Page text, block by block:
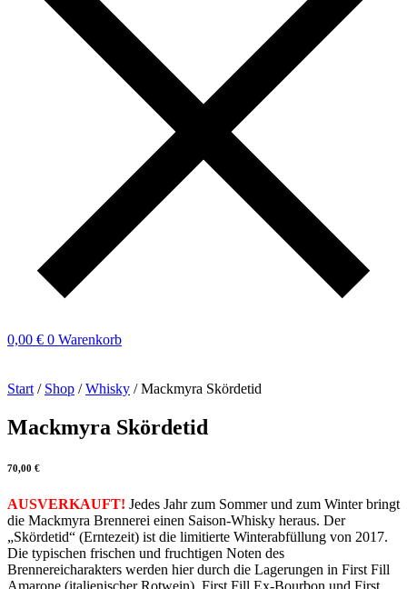
0,00 € 0 Warenkorb
Start / Shop /Whisky / Mackmyra Skördetid
Mackmyra Skördetid
70,00 €
AUSVERKAUFT! Jedes Jahr zum Sommer und zum Winter bringt
die Mackmyra Brennerei einen Saison-Whisky heraus. Der
„Skördetid“ (Erntezeit) ist die limitierte Winterabfüllung von 2017.
Die typischen frischen und fruchtigen Noten des
Brennereicharakters werden hier durch die Lagerungen in First Fill
Amarone (italienischer Rotwein), First Fill Ex-Bourbon und First